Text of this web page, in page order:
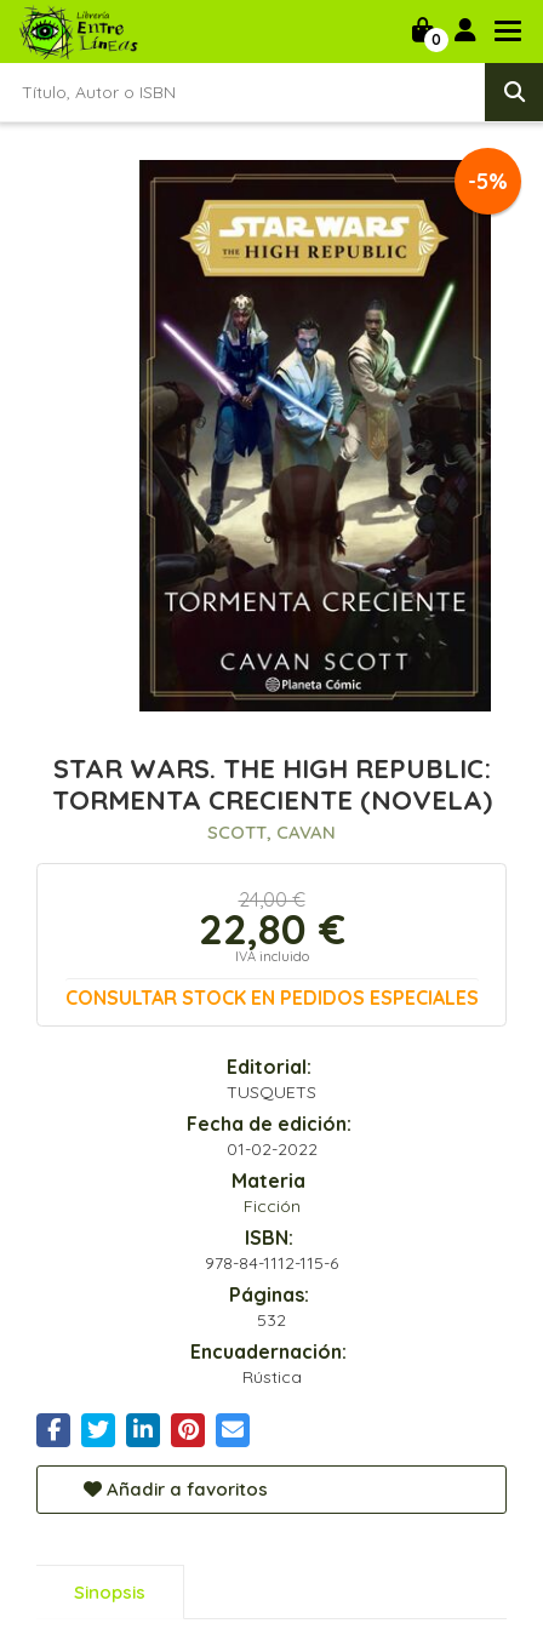
0
-5%
STAR WARS. THE HIGH REPUBLIC:
TORMENTA CRECIENTE (NOVELA)
SCOTT, CAVAN
24,00 €
22,80 €
IVA incluido
CONSULTAR STOCK EN PEDIDOS ESPECIALES
Editorial:
TUSQUETS
Fecha de edición:
01-02-2022
Materia
Ficción
ISBN:
978-84-1112-115-6
Páginas:
532
Encuadernación:
Rústica
Añadir a favoritos
Sinopsis